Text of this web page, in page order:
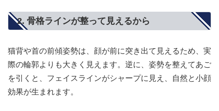
2. 骨格ラインが整って見えるから
猫背や首の前傾姿勢は、顔が前に突き出て見えるため、実
際の輪郭よりも大きく見えます。逆に、姿勢を整えてあご
を引くと、フェイスラインがシャープに見え、自然と小顔
効果が生まれます。